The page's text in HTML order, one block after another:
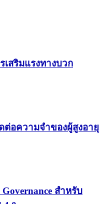
สริมแรงทางบวก
อความจำของผู้สูงอายุ
สำหรับ